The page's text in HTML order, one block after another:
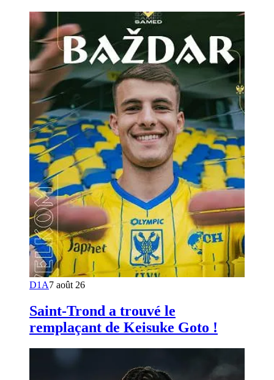
D1A7 août 26
Saint-Trond a trouvé le
remplaçant de Keisuke Goto !